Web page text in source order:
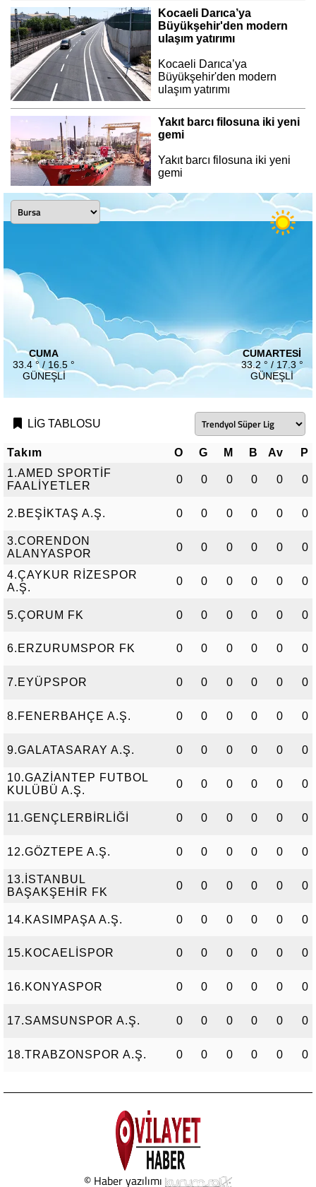
Kocaeli Darıca’ya
Büyükşehir'den modern
ulaşım yatırımı
Kocaeli Darıca’ya
Büyükşehir'den modern
ulaşım yatırımı
Yakıt barcı filosuna iki yeni
gemi
Yakıt barcı filosuna iki yeni
gemi
CUMA
33.4 ° / 16.5 °
GÜNEŞLI
CUMARTESI
33.2 ° / 17.3 °
GÜNEŞLI
LİG TABLOSU
Takım O G M B Av
P
1.AMED SPORTİF
FAALİYETLER
0 0 0 0 0 0
2.BEŞİKTAŞ A.Ş. 0 0 0 0 0 0
3.CORENDON
ALANYASPOR
0 0 0 0 0 0
4.ÇAYKUR RİZESPOR
A.Ş.
0 0 0 0 0 0
5.ÇORUM FK 0 0 0 0 0 0
6.ERZURUMSPOR FK 0 0 0 0 0 0
7.EYÜPSPOR 0 0 0 0 0 0
8.FENERBAHÇE A.Ş. 0 0 0 0 0 0
9.GALATASARAY A.Ş. 0 0 0 0 0 0
10.GAZİANTEP FUTBOL
KULÜBÜ A.Ş.
0 0 0 0 0 0
11.GENÇLERBİRLİĞİ 0 0 0 0 0 0
12.GÖZTEPE A.Ş. 0 0 0 0 0 0
13.İSTANBUL
BAŞAKŞEHİR FK
0 0 0 0 0 0
14.KASIMPAŞA A.Ş. 0 0 0 0 0 0
15.KOCAELİSPOR 0 0 0 0 0 0
16.KONYASPOR 0 0 0 0 0 0
17.SAMSUNSPOR A.Ş. 0 0 0 0 0 0
18.TRABZONSPOR A.Ş. 0 0 0 0 0 0
© Haber yazılımı